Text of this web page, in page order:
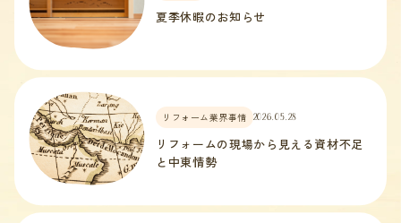
夏季休暇のお知らせ
リフォーム業界事情 2026.05.28
リフォームの現場から見える資材不足
と中東情勢